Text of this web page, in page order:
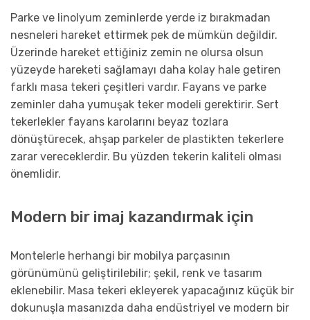
Parke ve linolyum zeminlerde yerde iz bırakmadan
nesneleri hareket ettirmek pek de mümkün değildir.
Üzerinde hareket ettiğiniz zemin ne olursa olsun
yüzeyde hareketi sağlamayı daha kolay hale getiren
farklı masa tekeri çeşitleri vardır. Fayans ve parke
zeminler daha yumuşak teker modeli gerektirir. Sert
tekerlekler fayans karolarını beyaz tozlara
dönüştürecek, ahşap parkeler de plastikten tekerlere
zarar vereceklerdir. Bu yüzden tekerin kaliteli olması
önemlidir.
Modern bir imaj kazandırmak için
Montelerle herhangi bir mobilya parçasının
görünümünü geliştirilebilir; şekil, renk ve tasarım
eklenebilir. Masa tekeri ekleyerek yapacağınız küçük bir
dokunuşla masanızda daha endüstriyel ve modern bir